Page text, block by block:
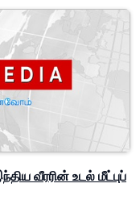
வீரரின் உடல் மீட்புப்